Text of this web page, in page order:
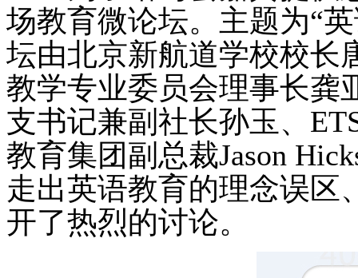
场教育微论坛。主题为“
坛由北京新航道学校校长
教学专业委员会理事长龚
支书记兼副社长孙玉、
教育集团副总裁Jason
走出英语教育的理念误区
开了热烈的讨论。